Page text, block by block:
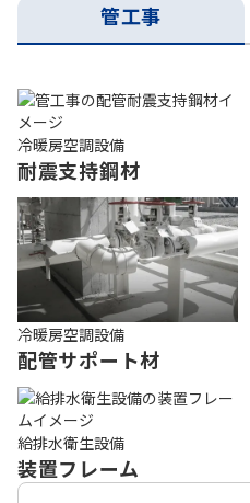
管工事
冷暖房空調設備
耐震支持鋼材
冷暖房空調設備
配管サポート材
給排水衛生設備
装置フレーム